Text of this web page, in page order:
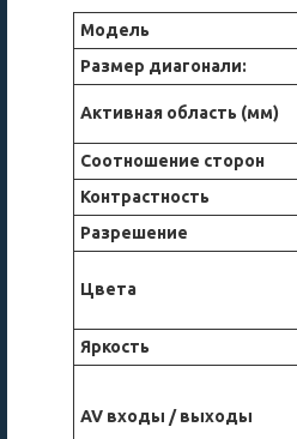
Модель
Размер диагонали:
Активная область (мм)
Соотношение сторон
Контрастность
Разрешение
Цвета
Яркость
AV входы / выходы